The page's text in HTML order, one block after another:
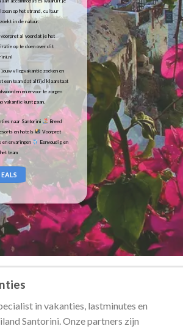
op het strand, cultuur
in de natuur.
al voordat je het
op te doen over dit
vliegvakantie zoeken en
een team dat altijd klaarstaat
en ervoor te zorgen
vakantie kunt gaan.
naar Santorini
Breed
en hotels
Voorpret
en ervaringen
Eenvoudig en
team
in vakanties, lastminutes en
Santorini. Onze partners zijn